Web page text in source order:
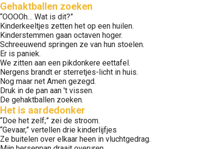
Gehaktballen zoeken
“OOOOh… Wat is dit?”
Kinderkeeltjes zetten het op een huilen.
Kinderstemmen gaan octaven hoger.
Schreeuwend springen ze van hun stoelen.
Er is paniek.
We zitten aan een pikdonkere eettafel.
Nergens brandt er sterretjes-licht in huis.
Nog maar net Amen gezegd.
Druk in de pan aan 't vissen.
De gehaktballen zoeken.
Het is aardedonker
“Doe het zelf;” zei de stroom.
“Gevaar,” vertellen drie kinderlijfjes
Ze buitelen over elkaar heen in vluchtgedrag.